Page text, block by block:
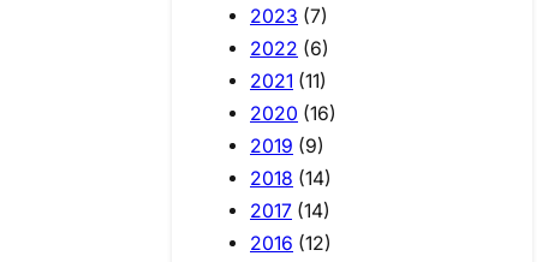
2023 (7)
2022 (6)
2021 (11)
2020 (16)
2019 (9)
2018 (14)
2017 (14)
2016 (12)